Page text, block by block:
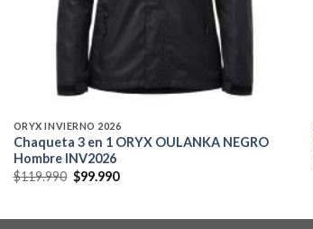
ORYX INVIERNO 2026
Chaqueta 3 en 1 ORYX OULANKA NEGRO
Hombre INV2026
$119.990 El
precio
$99.990El